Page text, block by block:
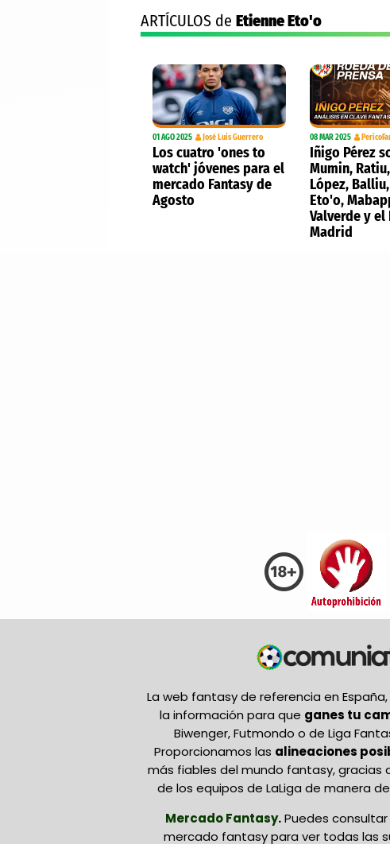
ARTÍCULOS de Etienne Eto'o
01 AGO 2025 José Luis Guerrero
Los cuatro 'ones to
watch' jóvenes para el
mercado Fantasy de
Agosto
08 MAR 2025
Iñigo Pérez
Mumin,
López, Balliu,
Eto'o,
Valverde y el
Madrid
La web fantasy de referencia en
la información para que ganes tu
Biwenger, Futmondo o de Liga
Proporcionamos las alineaciones
más fiables del mundo fantasy, gracias
de los equipos de LaLiga de manera
Mercado Fantasy.Puedes
mercado fantasy para ver todas las